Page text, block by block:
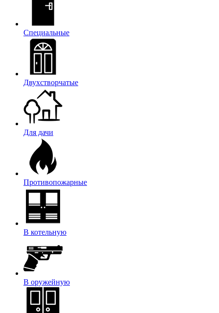
Специальные
Двухстворчатые
Для дачи
Противопожарные
В котельную
В оружейную